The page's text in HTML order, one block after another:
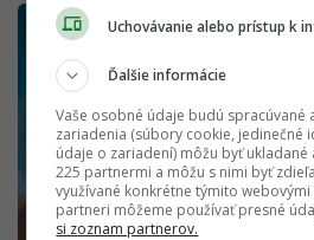
Uchovávanie alebo prístup k
Ďalšie informácie
Vaše osobné údaje budú spracúvané
zariadenia (súbory cookie, jedinečné
údaje o zariadení) môžu byť ukladané
225 partnermi a môžu s nimi byť
využívané konkrétne týmito webovými
partneri môžeme používať presné
si zoznam partnerov.